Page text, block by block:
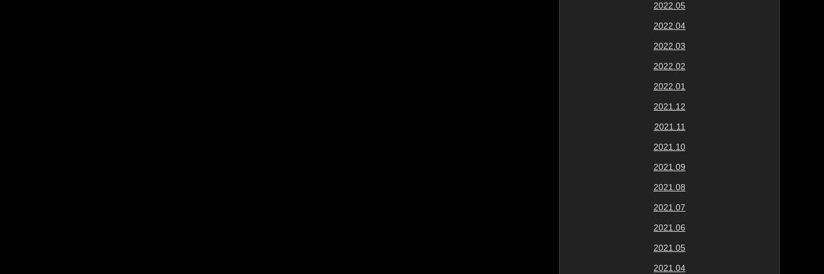
2022.05
2022.04
2022.03
2022.02
2022.01
2021.12
2021.11
2021.10
2021.09
2021.08
2021.07
2021.06
2021.05
2021.04